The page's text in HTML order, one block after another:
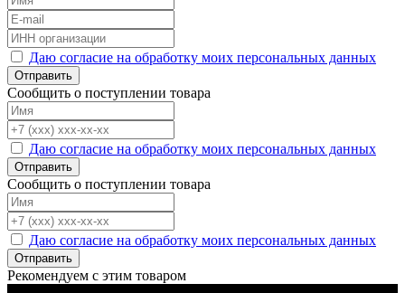
Даю согласие на обработку моих персональных данных
Отправить
Сообщить о поступлении товара
Даю согласие на обработку моих персональных данных
Отправить
Сообщить о поступлении товара
Даю согласие на обработку моих персональных данных
Отправить
Рекомендуем с этим товаром